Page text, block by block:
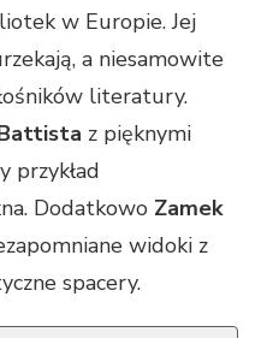
w Europie. Jej
a niesamowite
literatury.
z pięknymi
przykład
Dodatkowo Zamek
widoki z
spacery.